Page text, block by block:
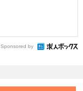
Sponsored by